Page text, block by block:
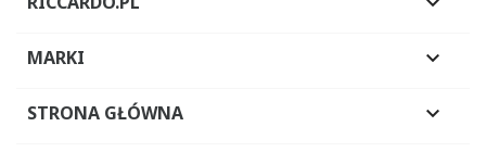
MARKI 
STRONA GŁÓWNA 